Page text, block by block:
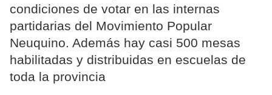
condiciones de votar en las internas
partidarias del Movimiento Popular
Neuquino. Además hay casi 500 mesas
habilitadas y distribuidas en escuelas de
toda la provincia